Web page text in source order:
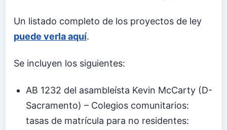
Un listado completo de los proyectos de ley
puede verla aquí.
Se incluyen los siguientes:
AB 1232 del asambleísta Kevin McCarty (D-
Sacramento) – Colegios comunitarios:
tasas de matrícula para no residentes: